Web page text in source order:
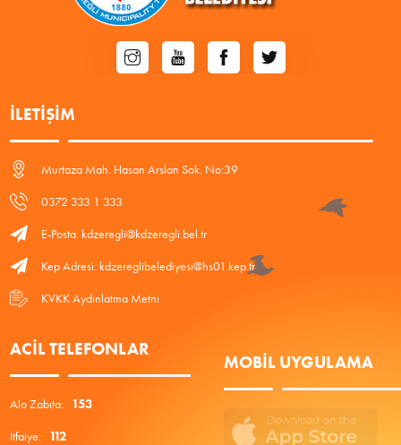
İLETIŞIM
Murtaza Mah. Hasan Arslan Sok. No:39
0372 333 1 333
E-Posta: kdzeregli@kdzeregli.bel.tr
Kep Adresi: kdzereglibelediyesi@hs01.kep.tr
KVKK Aydınlatma Metni
ACIL TELEFONLAR
Alo Zabıta: 153
İtfaiye: 112
MOBIL UYGULAMA